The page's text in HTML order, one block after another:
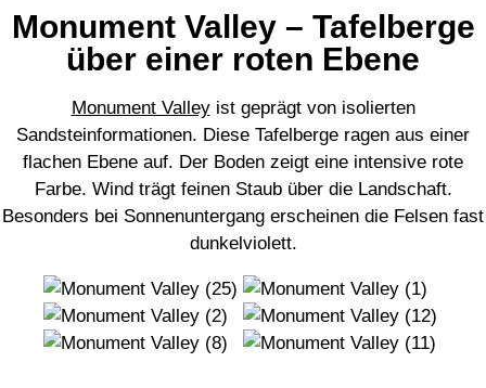
Monument Valley – Tafelberge
über einer roten Ebene
Monument Valleyist geprägt von isolierten
Sandsteinformationen. Diese Tafelberge ragen aus einer
flachen Ebene auf. Der Boden zeigt eine intensive rote
Farbe. Wind trägt feinen Staub über die Landschaft.
Besonders bei Sonnenuntergang erscheinen die Felsen fast
dunkelviolett.